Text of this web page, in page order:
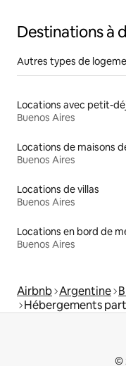
Destinations à
Autres types de
Buenos Aires
Buenos Aires
Locations de villas
Buenos Aires
Locations en bord de
Buenos Aires
Airbnb Argentine
Hébergements
©